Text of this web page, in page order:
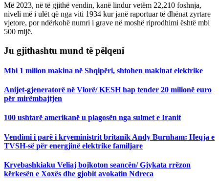
Më 2023, në të gjithë vendin, kanë lindur vetëm 22,210 foshnja,
niveli më i ulët që nga viti 1934 kur janë raportuar të dhënat zyrtare
vjetore, por ndërkohë numri i grave në moshë riprodhimi është mbi
500 mijë.
Ju gjithashtu mund të pëlqeni
Mbi 1 milion makina në Shqipëri, shtohen makinat elektrike
Anijet-gjeneratorë në Vlorë/ KESH hap tender 20 milionë euro
për mirëmbajtjen
100 ushtarë amerikanë u plagosën nga sulmet e Iranit
Vendimi i parë i kryeministrit britanik Andy Burnham: Heqja e
TVSH-së për energjinë elektrike familjare
Kryebashkiaku Veliaj bojkoton seancën/ Gjykata rrëzon
kërkesën e Xoxës dhe gjobit avokatin Ndreca